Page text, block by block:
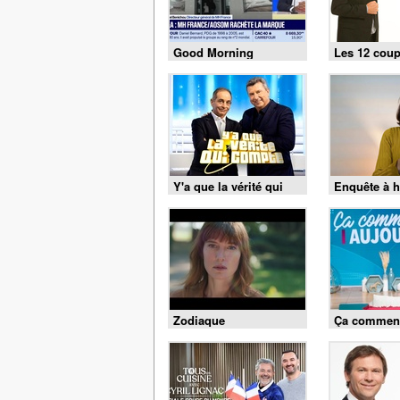
Good Morning
Business
Les 12
Y'a que la vérité qui
compte
Enquête à
Zodiaque Ça
aujourd'hui